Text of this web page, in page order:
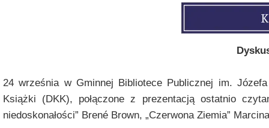
24 września w Gminnej Bibliotece Publicznej im.
Książki (DKK), połączone z prezentacją ostatnio
niedoskonałości” Brené Brown, „Czerwona Ziemia”